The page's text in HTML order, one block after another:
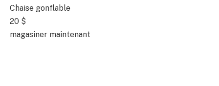
Chaise gonflable
20 $
magasiner maintenant